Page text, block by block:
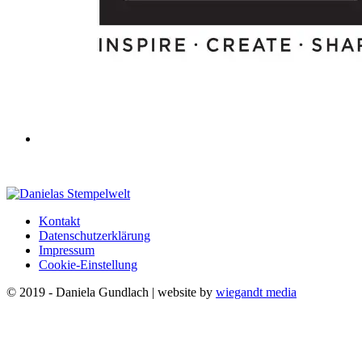
Kontakt
Datenschutzerklärung
Impressum
Cookie-Einstellung
© 2019 - Daniela Gundlach | website by wiegandt media